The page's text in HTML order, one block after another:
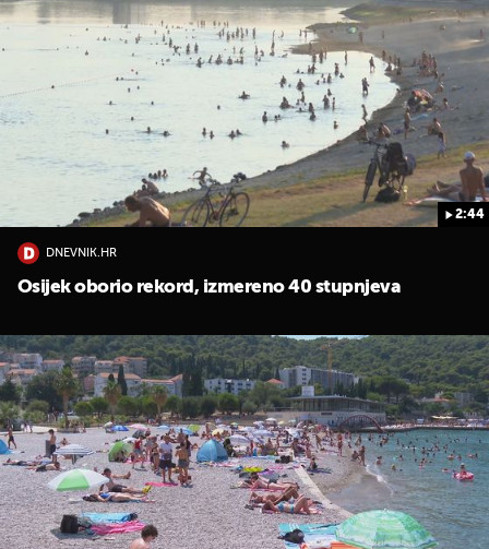
2:44
DNEVNIK.HR
Osijek oborio rekord, izmereno 40 stupnjeva